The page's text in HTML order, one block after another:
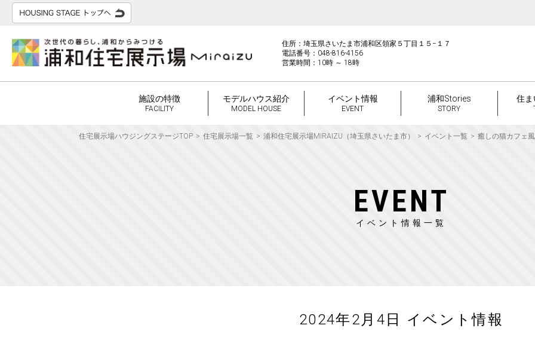
住所：埼玉県さいたま市浦和区領家５丁目１５−１７
電話番号：048-816-4156
営業時間：10時 ～ 18時
施設の特徴
FACILITY
モデルハウス紹介
MODEL HOUSE
イベント情報
EVENT
浦和Stories
STORY
住ま
住宅展示場ハウジングステージTOP 住宅展示場一覧 浦和住宅展示場MIRAIZU（埼玉県さいたま市） イベント一覧 癒しの猫カフェ
EVENT
イベント情報一覧
2024年2月4日 イベント情報